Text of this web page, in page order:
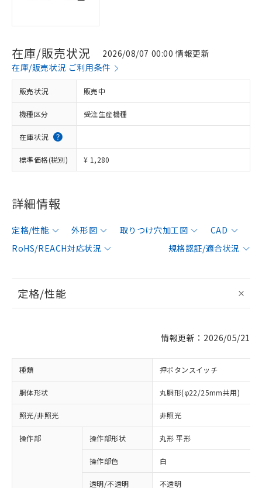
在庫/販売状況
2026/08/07 00:00 情報更新
在庫/販売状況 ご利用条件
販売状況 販売中
機種区分 受注生産機種
在庫状況
標準価格(税別) ¥ 1,280
詳細情報
定格/性能 外形図 取りつけ穴加工図
CAD
RoHS/REACH対応状況
規格認証/適合状況
定格/性能
情報更新：2026/05/21
種類 押ボタンスイッチ
胴体形状 丸胴形(φ22/25mm共用)
照光/非照光 非照光
操作部 操作部形状 丸形 平形
操作部色 白
透明/不透明 不透明